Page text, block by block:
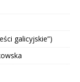
galicyjskie”)